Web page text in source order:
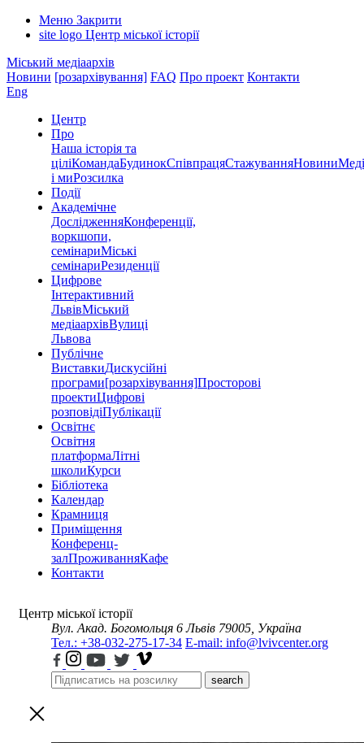
Меню Закрити
site logo Центр міської історії
Міський медіаархів
Новини [розархівування] FAQ Про проект Контакти
Eng
Центр
Про
Наша історія та
ціліКомандаБудинокСпівпрацяСтажуванняНовини
і миРозсилка
Події
Академічне
ДослідженняКонференції,
воркшопи,
семінариМіські
семінариРезиденції
Цифрове
Інтерактивний
ЛьвівМіський
медіаархівВулиці
Львова
Публічне
ВиставкиДискусійні
програми[розархівування]Просторові
проектиЦифрові
розповідіПублікації
Освітнє
Освітня
платформаЛітні
школиКурси
Бібліотека
Календар
Крамниця
Приміщення
Конференц-
залПроживанняКафе
Контакти
Центр міської історії
Вул. Акад. Богомольця 6 Львів 79005, Україна
Тел.: +38-032-275-17-34 E-mail: info@lvivcenter.org
search